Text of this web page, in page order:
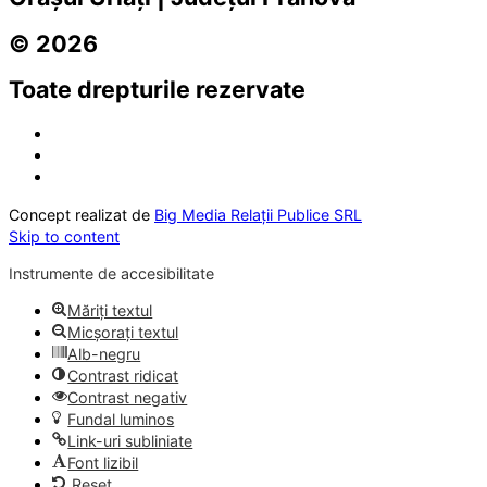
© 2026
Toate drepturile rezervate
Concept realizat de Big Media Relații Publice SRL
Skip to content
Instrumente de accesibilitate
Măriți textul
Micșorați textul
Alb-negru
Contrast ridicat
Contrast negativ
Fundal luminos
Link-uri subliniate
Font lizibil